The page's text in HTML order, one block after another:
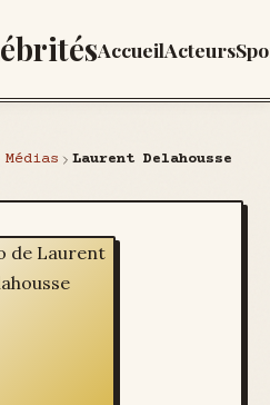
AccueilActeurs
Laurent Delahousse